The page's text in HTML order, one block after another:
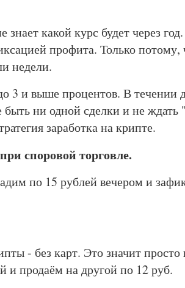
какой курс будет через
профита. Только потому,
недели.
3 и выше процентов. В течении
ни одной сделки и не ждать
заработка на крипте.
споровой торговле.
по 15 рублей вечером и
- без карт. Это значит
и продаём на другой по 12 руб.